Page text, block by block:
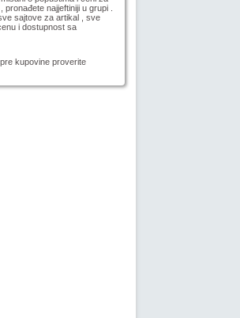
, pronađete najjeftiniji u grupi .
sajtove za artikal , sve
i dostupnost sa
kupovine proverite